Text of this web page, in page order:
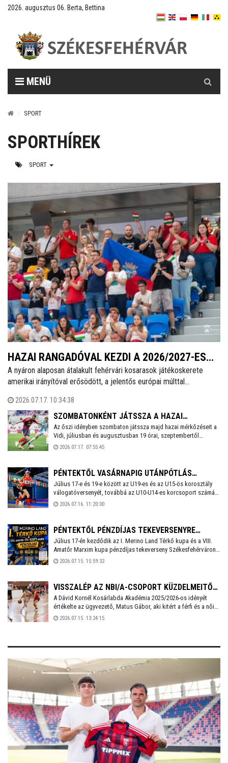
2026. augusztus 06. Berta, Bettina
MENÜ
SPORT
SPORTHÍREK
SPORT
HAZAI RANGADÓVAL KEZDI A 2026/2027-ES
IDÉNYT AZ ALBA FEHÉRVÁR
A nyáron alaposan átalakult fehérvári kosarasok játékoskerete
amerikai irányítóval erősödött, a jelentős európai múlttal
a szeptember végén induló új idényt rögtön hazai rangadóval kezdi
a csapat, a nyitófordulóban az Egis-Körmend látogat az Alba Regia
Sportcsarnokba.
2026.07.17. 10:34:38
SZOMBATONKÉNT JÁTSSZA A HAZAI
MÉRKŐZÉSEIT A VIDI AZ ŐSZI IDÉNYBEN
Az őszi idényben szombaton játssza majd hazai mérkőzéseit a
Vidi, júliusban és augusztusban 19 órai, szeptembertől
novemberig 17 órai kezdettel. Kivételt jelentenek a tévés
2026.07.17. 07:55:45
PÉNTEKTŐL VASÁRNAPIG UTÁNPÓTLÁS
ÖTTUSA VERSENYEKET RENDEZNEK
SZÉKESFEHÉRVÁRON
Július 17-e és 19-e között az U19-es és az U15-ös korosztály
válogatóversenyét, továbbá az U10-U14-es korcsoport számára
két- és háromtusa országos bajnokságot és Laser Run
2026.07.16. 11:20:00
PÉNTEKTŐL PÉNZDÍJAS TEKEVERSENYRE
VÁRJÁK A SPORTÁG SZERELMESEIT
SZÉKESFEHÉRVÁRON
Július 17-én kezdődik az I. Merino Land Térkő kupa és a VIII.
Amatőr Marxim kupa pénzdíjas tekeverseny Székesfehérváron.
A Köfém SC szervezésében megvalósuló vetélkedésre
2026.07.15. 15:59:32
VISSZALÉP AZ NBI/A-CSOPORT KÜZDELMEITŐL
A DÁVID KORNÉL KOSÁRLABDA AKADÉMIA NŐI
CSAPATA
A Dávid Kornél Kosárlabda Akadémia 2025/2026-os idényét
értékelte az ügyvezető, Matus Gábor, aki kitért a férfi és a női
szakág eredményeire, valamint beszélt a következő szezon
2026.07.15. 13:24:15